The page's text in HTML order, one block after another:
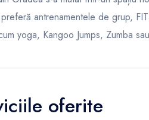
antrenamentele de grup,
yoga, Kangoo Jumps, Zumba
oferite